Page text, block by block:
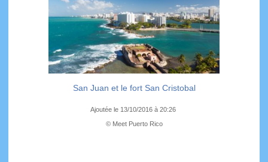
San Juan et le fort San Cristobal
Ajoutée le 13/10/2016 à 20:26
© Meet Puerto Rico